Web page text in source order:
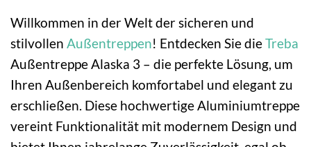
Willkommen in der Welt der sicheren und
stilvollen Außentreppen! Entdecken Sie dieTreba
Außentreppe Alaska 3 – die perfekte Lösung, um
Ihren Außenbereich komfortabel und elegant zu
erschließen. Diese hochwertige Aluminiumtreppe
vereint Funktionalität mit modernem Design und